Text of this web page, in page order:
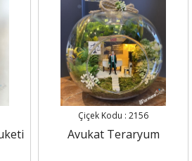
Çiçek Kodu : 2156
Avukat Teraryum